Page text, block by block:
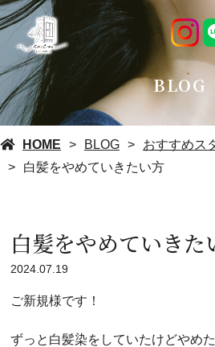
BLOG
HOME BLOG
おすすめス
白髪をやめていきたい方
白髪をやめていきた
2024.07.19
ご新規様です！
ずっと白髪染をしていたけどやめ